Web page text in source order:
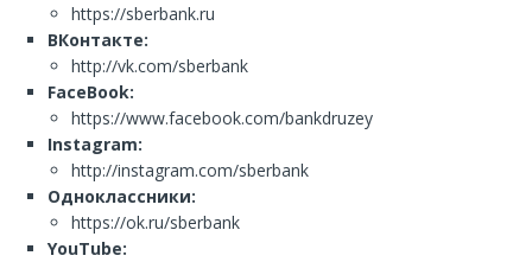
https://sberbank.ru
ВКонтакте:
http://vk.com/sberbank
FaceBook:
https://www.facebook.com/bankdruzey
Instagram:
http://instagram.com/sberbank
Одноклассники:
https://ok.ru/sberbank
YouTube: